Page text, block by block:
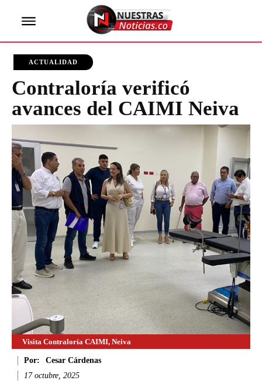
ACTUALIDAD
Contraloría verificó
avances del CAIMI Neiva
Visita Contraloría CAIMI, Neiva
Por:
Cesar Cárdenas
17 octubre, 2025